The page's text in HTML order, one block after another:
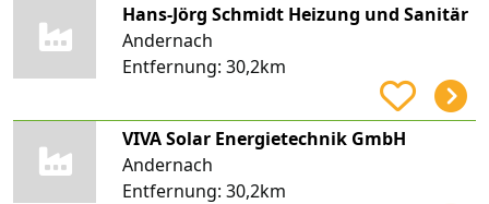
Hans-Jörg Schmidt Heizung und Sanitär
Andernach
Entfernung: 30,2km
VIVA Solar Energietechnik GmbH
Andernach
Entfernung: 30,2km